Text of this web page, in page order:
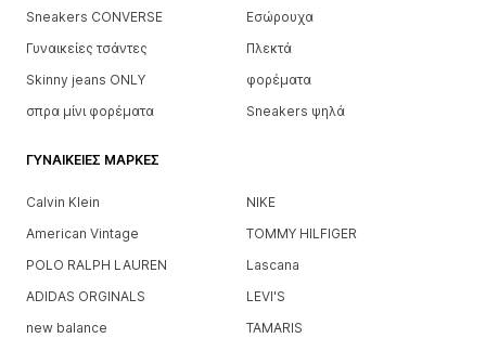
Sneakers CONVERSE
Εσώρουχα
Γυναικείες τσάντες
Πλεκτά
Skinny jeans ONLY
φορέματα
σπρα μίνι φορέματα
Sneakers ψηλά
ΓΥΝΑΙΚΕΊΕΣ ΜΆΡΚΕΣ
Calvin Klein
NIKE
American Vintage
TOMMY HILFIGER
POLO RALPH LAUREN
Lascana
ADIDAS ORGINALS
LEVI'S
new balance
TAMARIS